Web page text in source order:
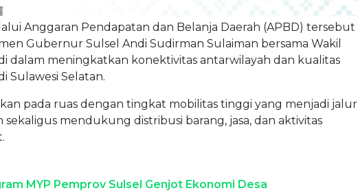
Anggaran Pendapatan dan Belanja Daerah (APBD) tersebut
Gubernur Sulsel Andi Sudirman Sulaiman bersama Wakil
dalam meningkatkan konektivitas antarwilayah dan kualitas
Sulawesi Selatan.
pada ruas dengan tingkat mobilitas tinggi yang menjadi jalur
mendukung distribusi barang, jasa, dan aktivitas
MYP Pemprov Sulsel Genjot Ekonomi Desa